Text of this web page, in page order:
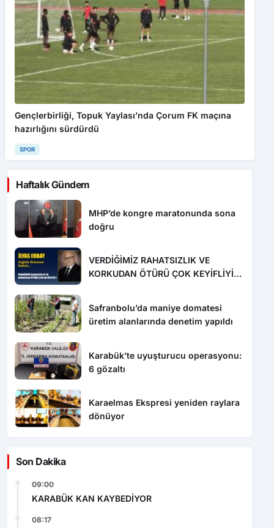
Gençlerbirliği, Topuk Yaylası’nda Çorum FK maçına
hazırlığını sürdürdü
SPOR
Haftalık Gündem
MHP’de kongre maratonunda sona
doğru
VERDİĞİMİZ RAHATSIZLIK VE
KORKUDAN ÖTÜRÜ ÇOK KEYİFLİYİZ
Safranbolu’da maniye domatesi
üretim alanlarında denetim yapıldı
Karabük’te uyuşturucu operasyonu:
6 gözaltı
Karaelmas Ekspresi yeniden raylara
dönüyor
Son Dakika
09:00
KARABÜK KAN KAYBEDİYOR
08:17